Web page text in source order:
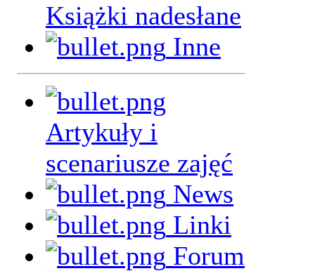
Książki nadesłane
Inne
Artykuły i
scenariusze zajęć
News
Linki
Forum